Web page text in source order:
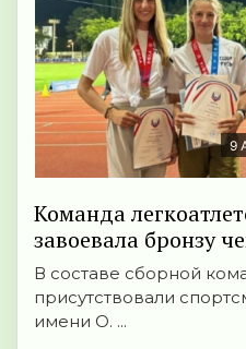
9
Команда
завоевала бронзу
В составе сборной
присутствовали
имени О. ...